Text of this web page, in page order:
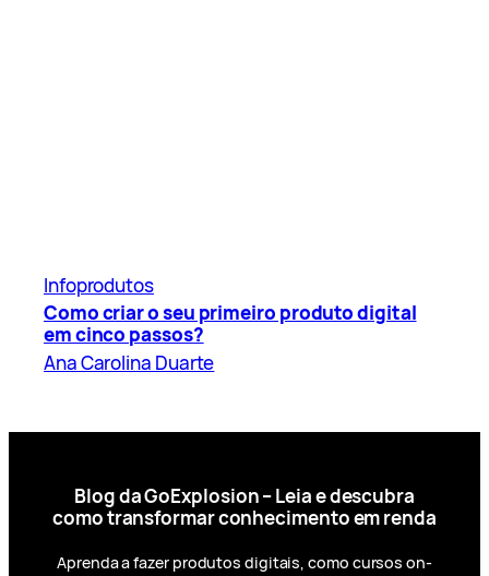
Infoprodutos
Como criar o seu primeiro produto digital
em cinco passos?
Ana Carolina Duarte
Blog da GoExplosion – Leia e descubra
como transformar conhecimento em renda
Aprenda a fazer produtos digitais, como cursos on-